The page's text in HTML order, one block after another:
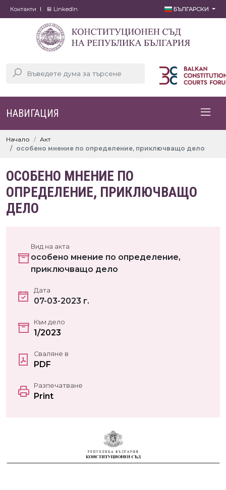
Контакти LinkedIn БЪЛГАРСКИ
НАВИГАЦИЯ
Начало
Акт
особено мнение по определение, приключващо дело
ОСОБЕНО МНЕНИЕ ПО
ОПРЕДЕЛЕНИЕ, ПРИКЛЮЧВАЩО
ДЕЛО
Вид на акта
особено мнение по определение,
приключващо дело
Дата
07-03-2023 г.
Към дело
1/2023
Сваляне в
PDF
Разпечатване
Print